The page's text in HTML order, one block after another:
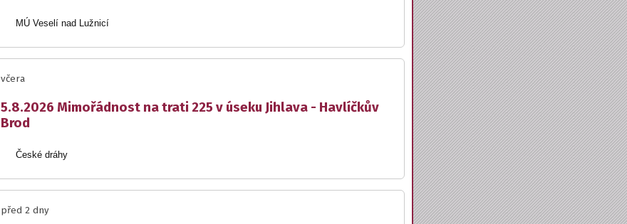
MÚ Veselí nad Lužnicí
včera
5.8.2026 Mimořádnost na trati 225 v úseku Jihlava - Havlíčkův
Brod
České dráhy
před 2 dny